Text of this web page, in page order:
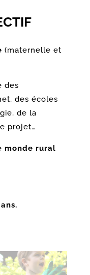
(maternelle et
des
des écoles
de la
projet…
monde rural